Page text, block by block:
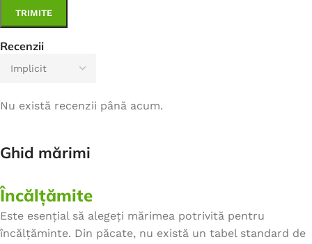
Recenzii
Nu există recenzii până acum.
Ghid mărimi
Încălțămite
Este esențial să alegeți mărimea potrivită pentru
încălțăminte. Din păcate, nu există un tabel standard de